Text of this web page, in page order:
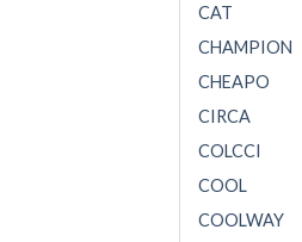
CAT
CHAMPION
CHEAPO
CIRCA
COLCCI
COOL
COOLWAY